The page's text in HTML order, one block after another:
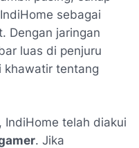
sebagai
Dengan jaringan
luas di penjuru
khawatir tentang
, IndiHome telah diakui
. Jika